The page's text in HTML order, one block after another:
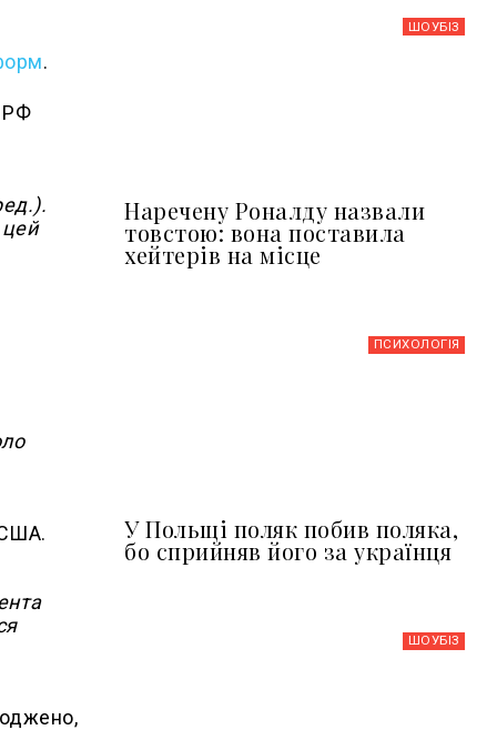
.
РФ
цей
США.
ШОУБIЗ
Наречену Роналду назвали
товстою: вона поставила
хейтерів на місце
ПСИХОЛОГІЯ
У Польщі поляк побив поляка,
бо сприйняв його за українця
ШОУБIЗ